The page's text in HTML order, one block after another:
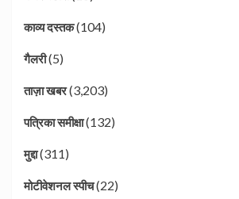
काव्य दस्तक(104)
गैलरी(5)
ताज़ा खबर(3,203)
पत्रिका समीक्षा(132)
मुद्दा(311)
मोटीवेशनल स्पीच(22)